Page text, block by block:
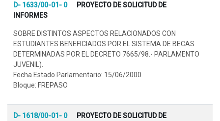
D- 1633/00-01- 0
PROYECTO DE SOLICITUD DE
INFORMES
SOBRE DISTINTOS ASPECTOS RELACIONADOS CON
ESTUDIANTES BENEFICIADOS POR EL SISTEMA DE BECAS
DETERMINADAS POR EL DECRETO 7665/98.- PARLAMENTO
JUVENIL).
Fecha Estado Parlamentario: 15/06/2000
Bloque: FREPASO
D- 1618/00-01- 0
PROYECTO DE SOLICITUD DE